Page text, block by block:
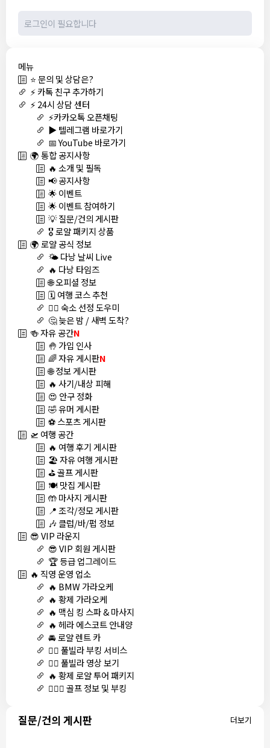
메뉴
⭐ 문의 및 상담은?
⚡ 카톡 친구 추가하기
⚡ 24시 상담 센터
⚡카카오톡 오픈채팅
▶️ 텔레그램 바로가기
📅 YouTube 바로가기
🌍 통합 공지사항
🔥 소개 및 필독
📢 공지사항
🌟 이벤트
🌟 이벤트 참여하기
💡 질문/건의 게시판
🎖️ 로얄 패키지 상품
🌍 로얄 공식 정보
🌤️ 다낭 날씨 Live
🔥 다낭 타임즈
🌐 오피셜 정보
🗓️ 여행 코스 추천
🏊‍♀️ 숙소 선정 도우미
🤔 늦은 밤 / 새벽 도착?
🍻 자유 공간N
🤚 가입 인사
🌈 자유 게시판N
🌐 정보 게시판
🔥 사기/내상 피해
😍 안구 정화
🤣 유머 게시판
⚽ 스포츠 게시판
🛫 여행 공간
🔥 여행 후기 게시판
🏖️ 자유 여행 게시판
⛳ 골프 게시판
🍽️ 맛집 게시판
🤲 마사지 게시판
📍 조각/정모 게시판
🎶 클럽/바/펍 정보
😎 VIP 라운지
😎 VIP 회원 게시판
🏆 등급 업그레이드
🔥 직영 운영 업소
🔥 BMW 가라오케
🔥 황제 가라오케
🔥 맥심 킹 스파 & 마사지
🔥 헤라 에스코트 안내양
🚘 로얄 렌트 카
🏊‍♀️ 풀빌라 부킹 서비스
🏊‍♀️ 풀빌라 영상 보기
🔥 황제 로얄 투어 패키지
🏌🏻‍♂️ 골프 정보 및 부킹
질문/건의 게시판 더보기